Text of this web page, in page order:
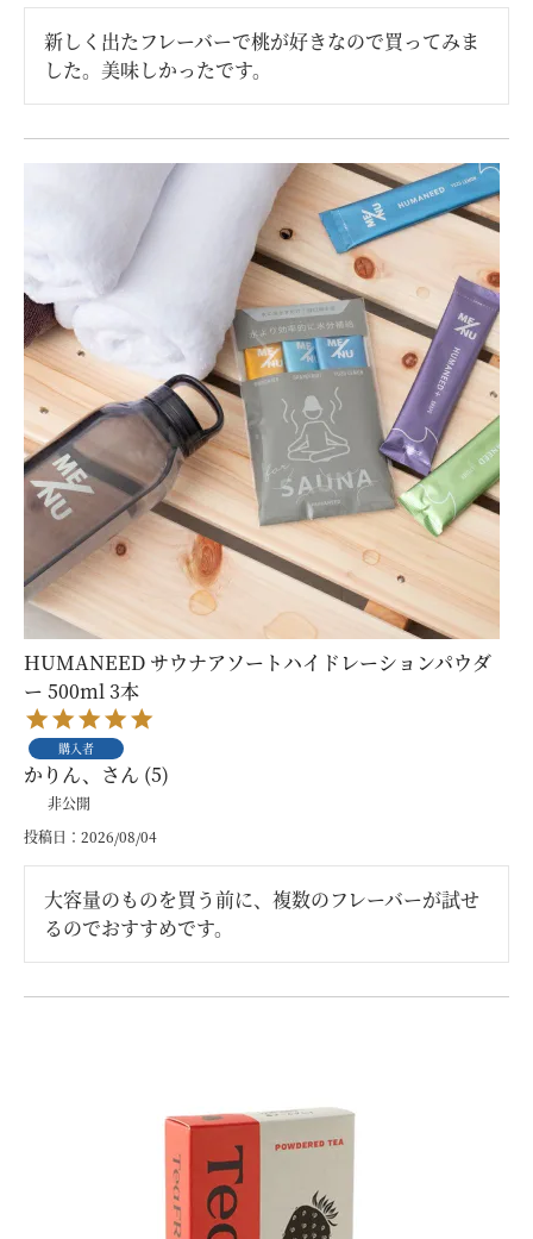
新しく出たフレーバーで桃が好きなので買ってみま
した。美味しかったです。
HUMANEED サウナアソートハイドレーションパウダ
ー 500ml 3本
購入者
かりん、 5
非公開
投稿日
2026/08/04
大容量のものを買う前に、複数のフレーバーが試せ
るのでおすすめです。